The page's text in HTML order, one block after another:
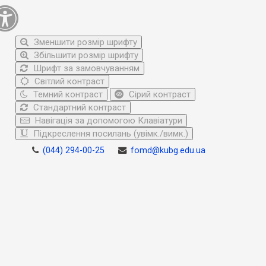
Зменшити розмір шрифту
Збільшити розмір шрифту
Шрифт за замовчуванням
Світлий контраст
Темний контраст
Сірий контраст
Стандартний контраст
Навігація за допомогою Клавіатури
Підкреслення посилань (увімк./вимк.)
(044) 294-00-25 fomd@kubg.edu.ua